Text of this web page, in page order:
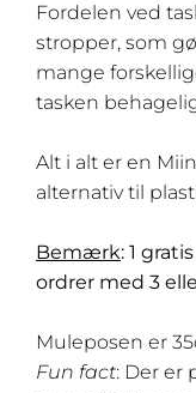
Fordelen ved
stropper, som
mange
tasken
Alt i alt er en
alternativ til
Bemærk: 1
ordrer med 3
Muleposen er
Fun fact: Der er